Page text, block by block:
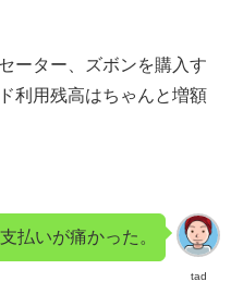
ーター、ズボンを購入す
利用残高はちゃんと増額
tad
払いが痛かった。